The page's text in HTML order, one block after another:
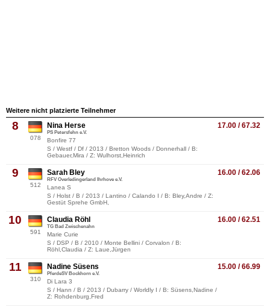
Weitere nicht platzierte Teilnehmer
8
078
17.00 / 67.32
Nina Herse
PS Petersfehn e.V.
Bonfire 77
S / Westf / Df / 2013 / Bretton Woods / Donnerhall / B:
Gebauer,Mira / Z: Wulhorst,Heinrich
9
512
16.00 / 62.06
Sarah Bley
RFV Overledingerland Ihrhove e.V.
Lanea S
S / Holst / B / 2013 / Lantino / Calando I / B: Bley,Andre / Z:
Gestüt Sprehe GmbH,
10
591
16.00 / 62.51
Claudia Röhl
TG Bad Zwischenahn
Marie Curie
S / DSP / B / 2010 / Monte Bellini / Corvalon / B:
Röhl,Claudia / Z: Laue,Jürgen
11
310
15.00 / 66.99
Nadine Süsens
PferdeSV Bockhorn e.V.
Di Lara 3
S / Hann / B / 2013 / Dubarry / Worldly I / B: Süsens,Nadine /
Z: Rohdenburg,Fred